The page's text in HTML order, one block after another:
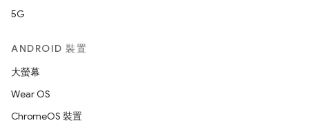
5G
ANDROID 裝置
大螢幕
Wear OS
ChromeOS 裝置